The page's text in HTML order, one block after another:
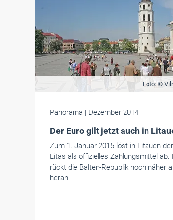
Foto: ©
Panorama | Dezember 2014
Der Euro gilt jetzt auch in
Zum 1. Januar 2015 löst in Litauen
Litas als offizielles Zahlungsmittel ab.
rückt die Balten-Republik noch näher
heran.